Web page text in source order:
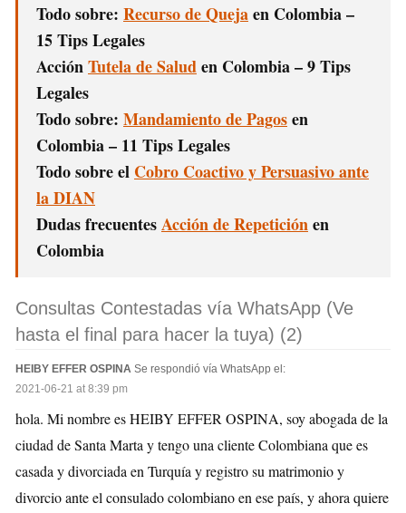
Todo sobre: Recurso de Quejaen Colombia –
15 Tips Legales
AcciónTutela de Saluden Colombia – 9 Tips
Legales
Todo sobre: Mandamiento de Pagosen
Colombia – 11 Tips Legales
Todo sobre el Cobro Coactivo y Persuasivo ante
la DIAN
Dudas frecuentesAcción de Repeticiónen
Colombia
Consultas Contestadas vía WhatsApp (Ve
hasta el final para hacer la tuya) (2)
HEIBY EFFER OSPINA Se respondió vía WhatsApp el:
2021-06-21 at 8:39 pm
hola. Mi nombre es HEIBY EFFER OSPINA, soy abogada de la
ciudad de Santa Marta y tengo una cliente Colombiana que es
casada y divorciada en Turquía y registro su matrimonio y
divorcio ante el consulado colombiano en ese país, y ahora quiere